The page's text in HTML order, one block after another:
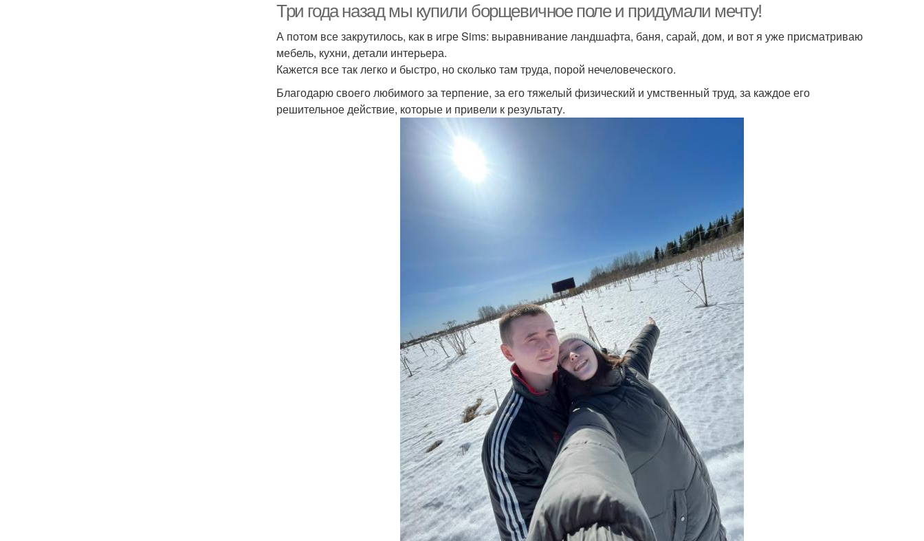
Три года назад мы купили борщевичное поле и придумали мечту!
А потом все закрутилось, как в игре Sims: выравнивание ландшафта, баня, сарай, дом, и вот я уже присматриваю
мебель, кухни, детали интерьера.
Кажется все так легко и быстро, но сколько там труда, порой нечеловеческого.
Благодарю своего любимого за терпение, за его тяжелый физический и умственный труд, за каждое его
решительное действие, которые и привели к результату.